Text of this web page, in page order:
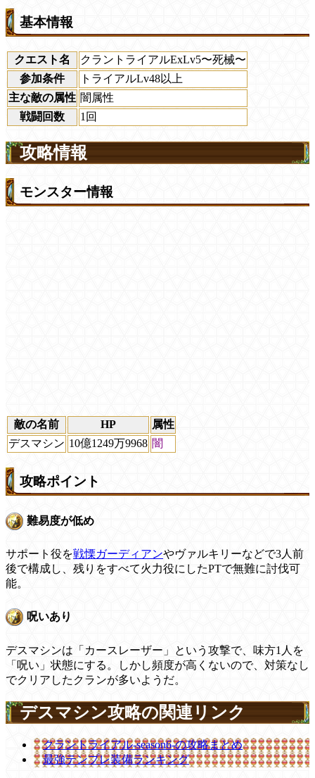
基本情報
クエスト名
クラントライアルExLv5〜死械〜
参加条件
トライアルLv48以上
主な敵の属性 闇属性
戦闘回数
1回
攻略情報
モンスター情報
敵の名前 HP
属性
デスマシン 10億1249万9968 闇
攻略ポイント
難易度が低め
サポート役を戦慄ガーディアンやヴァルキリーなどで3人前
後で構成し、残りをすべて火力役にしたPTで無難に討伐可
能。
呪いあり
デスマシンは「カースレーザー」という攻撃で、味方1人を
「呪い」状態にする。しかし頻度が高くないので、対策なし
でクリアしたクランが多いようだ。
デスマシン攻略の関連リンク
クラントライアル-season6-の攻略まとめ
最強テンプレ装備ランキング